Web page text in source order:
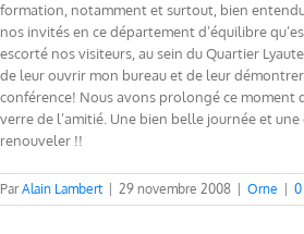
formation, notamment et surtout, bien
nos invités en ce département d’équilibre
escorté nos visiteurs, au sein du Quartier
de leur ouvrir mon bureau et de leur
conférence! Nous avons prolongé ce moment
verre de l’amitié. Une bien belle journée et
renouveler !!
ParAlain Lambert 29 novembre 2008 Orne 0